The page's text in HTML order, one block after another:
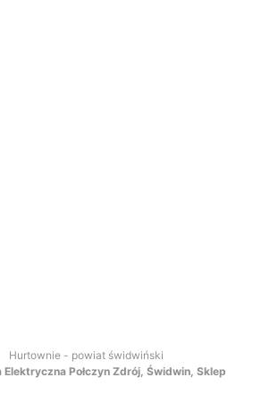
Hurtownie - powiat świdwiński
Elektryczna Połczyn Zdrój, Świdwin, Sklep